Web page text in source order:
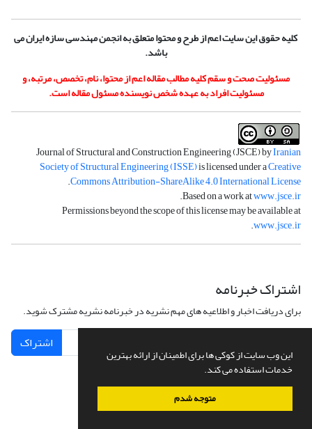
این وب سایت از کوکی ها برای اطمینان از ارائه بهترین
خدمات استفاده می کند.
متوجه شدم
کلیه حقوق این سایت اعم از طرح و محتوا متعلق به انجمن مهندسی سازه ایران می
باشد.
مسئولیت صحت و سقم کلیه مطالب مقاله اعم از محتوا، نام، تخصص، مرتبه، و
مسئولیت افراد به عهده شخص نویسنده مسئول مقاله است.
Journal of Structural and Construction Engineering (JSCE) byIranian
Society of Structural Engineering (ISSE)is licensed under aCreative
Commons Attribution-ShareAlike 4.0 International License
.
Based on a work atwww.jsce.ir
.
Permissions beyond the scope of this license may be available at
www.jsce.ir
.
اشتراک خبرنامه
برای دریافت اخبار و اطلاعیه های مهم نشریه در خبرنامه نشریه مشترک شوید.
اشتراک
سامانه مدیریت نشریات علمی.طراحی و پیاده سازی ازسیناوب